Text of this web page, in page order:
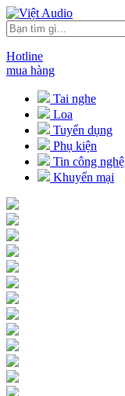
Hotline
mua hàng
Tai nghe
Loa
Tuyển dụng
Phụ kiện
Tin công nghệ
Khuyến mại